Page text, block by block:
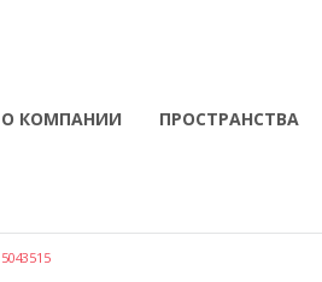
О КОМПАНИИ ПРОСТРАНСТВА